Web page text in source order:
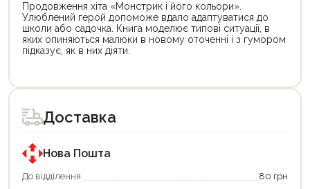
Продовження хіта «Монстрик і його кольори».
Улюблений герой допоможе вдало адаптуватися до
школи або садочка. Книга моделює типові ситуації, в
яких опиняються малюки в новому оточенні і з гумором
підказує, як в них діяти.
товар
для
покупки
державною
програмою
єКнига.
Використовуйте
товар
для
покупки
державною
програмою
«Національний
кешбек».
Доставка
Нова Пошта
До відділення
80 грн